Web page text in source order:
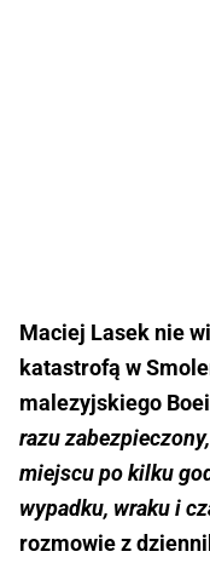
Maciej Lasek nie
katastrofą w
malezyjskiego
razu
miejscu po kilku
wypadku, wraku i
rozmowie z